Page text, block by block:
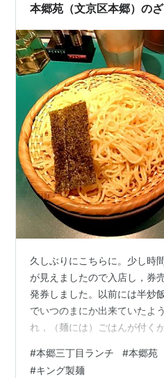
本郷苑（文京区本郷）の
久しぶりにこちらに。少し時
が見えましたので入店し，券
発券しました。以前には半炒
でいつのまにか出来ていたよ
れ，（麺には）ごはんが付く
りしています。以前から麺に
#本郷三丁目ランチ #本郷苑
#キング製麺